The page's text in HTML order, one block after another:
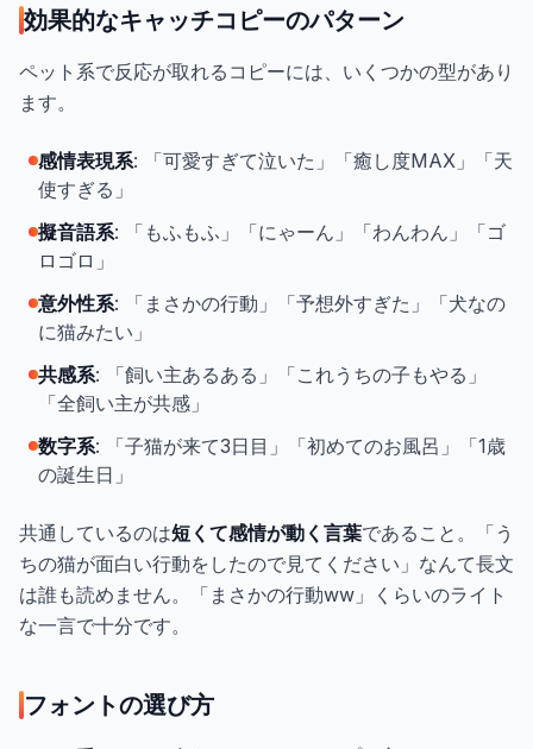
効果的なキャッチコピーのパターン
ペット系で反応が取れるコピーには、いくつかの型があり
ます。
感情表現系: 「可愛すぎて泣いた」「癒し度MAX」「天
使すぎる」
擬音語系: 「もふもふ」「にゃーん」「わんわん」「ゴ
ロゴロ」
意外性系: 「まさかの行動」「予想外すぎた」「犬なの
に猫みたい」
共感系: 「飼い主あるある」「これうちの子もやる」
「全飼い主が共感」
数字系: 「子猫が来て3日目」「初めてのお風呂」「1歳
の誕生日」
共通しているのは短くて感情が動く言葉であること。「う
ちの猫が面白い行動をしたので見てください」なんて長文
は誰も読めません。「まさかの行動ww」くらいのライト
な一言で十分です。
フォントの選び方